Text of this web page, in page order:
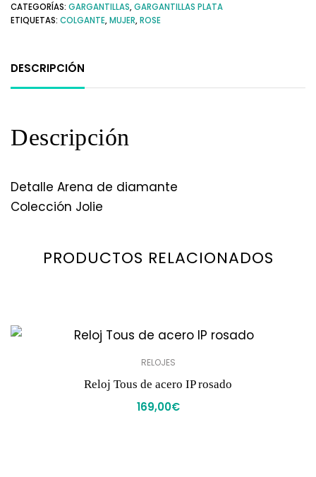
CATEGORÍAS: GARGANTILLAS,GARGANTILLAS PLATA
ETIQUETAS: COLGANTE,MUJER,ROSE
DESCRIPCIÓN
Descripción
Detalle Arena de diamante
Colección Jolie
PRODUCTOS RELACIONADOS
RELOJES
Reloj Tous de acero IP rosado
169,00€